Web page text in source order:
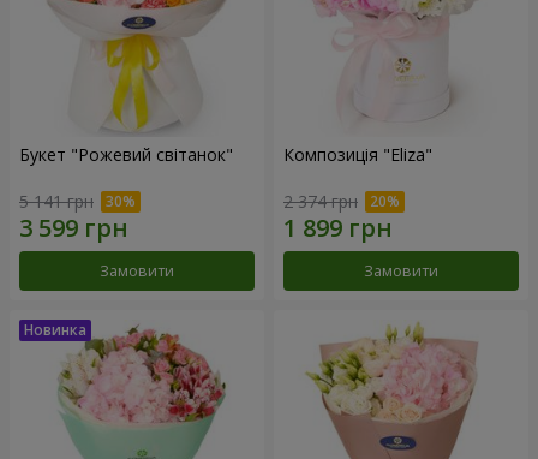
Букет "Рожевий світанок"
5 141 грн
Замовити
Композиція "Eliza"
2 374 грн
Замовити